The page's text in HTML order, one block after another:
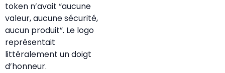
token n’avait “aucune
valeur, aucune sécurité,
aucun produit”. Le logo
représentait
littéralement un doigt
d’honneur.